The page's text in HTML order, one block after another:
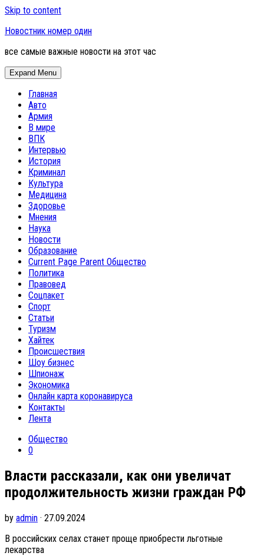
Skip to content
Новостник номер один
все самые важные новости на этот час
Expand Menu
Главная
Авто
Армия
В мире
ВПК
Интервью
История
Криминал
Культура
Медицина
Здоровье
Мнения
Наука
Новости
Образование
Current Page Parent Общество
Политика
Правовед
Соцпакет
Спорт
Статьи
Туризм
Хайтек
Происшествия
Шоу бизнес
Шпионаж
Экономика
Онлайн карта коронавируса
Контакты
Лента
Общество
0
Власти рассказали, как они увеличат
продолжительность жизни граждан РФ
by admin · 27.09.2024
В российских селах станет проще приобрести льготные
лекарства